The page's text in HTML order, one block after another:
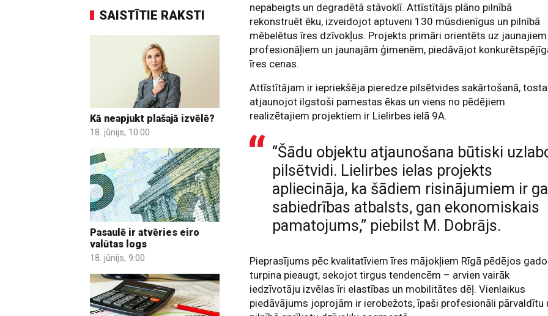
SAISTĪTIE RAKSTI
Kā neapjukt plašajā izvēlē?
18. jūnijs, 10:00
Pasaulē ir atvēries eiro
valūtas logs
18. jūnijs, 9:00
nepabeigts un degradētā stāvoklī. Attīstītājs plāno pilnībā
rekonstruēt ēku, izveidojot aptuveni 130 mūsdienīgus un pilnībā
mēbelētus īres dzīvokļus. Projekts primāri orientēts uz jaunajiem
profesionāļiem un jaunajām ģimenēm, piedāvājot
īres cenas.
Attīstītājam ir iepriekšēja pieredze pilsētvides sakārtošanā,
atjaunojot ilgstoši pamestas ēkas un viens no pēdējiem
realizētajiem projektiem ir Lielirbes ielā 9A.
“Šādu objektu atjaunošana būtiski
pilsētvidi. Lielirbes ielas projekts
apliecināja, ka šādiem risinājumiem ir
sabiedrības atbalsts, gan ekonomiskais
pamatojums,” piebilst M. Dobrājs.
Pieprasījums pēc kvalitatīviem īres mājokļiem Rīgā pēdējos
turpina pieaugt, sekojot tirgus tendencēm – arvien vairāk
iedzīvotāju izvēlas īri elastības un mobilitātes dēļ. Vienlaikus
piedāvājums joprojām ir ierobežots, īpaši profesionāli pārvaldītu